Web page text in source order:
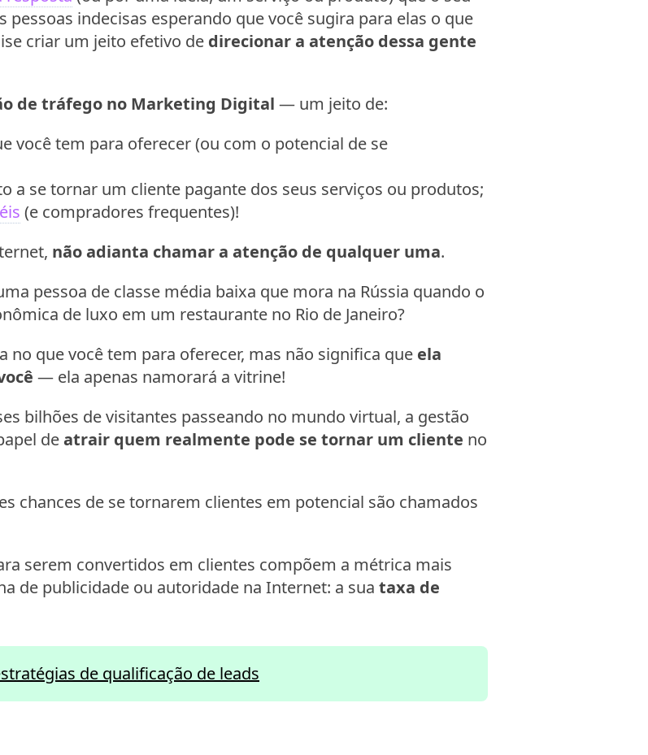
indecisas esperando que você sugira para elas o que
criar um jeito efetivo de direcionar a atenção dessa gente
de tráfego no Marketing Digital — um jeito de:
você tem para oferecer (ou com o potencial de se
a se tornar um cliente pagante dos seus serviços ou produtos;
(e compradores frequentes)!
não adianta chamar a atenção de qualquer uma.
pessoa de classe média baixa que mora na Rússia quando o
de luxo em um restaurante no Rio de Janeiro?
no que você tem para oferecer, mas não significa que ela
— ela apenas namorará a vitrine!
bilhões de visitantes passeando no mundo virtual, a gestão
deatrair quem realmente pode se tornar um cliente no
chances de se tornarem clientes em potencial são chamados
serem convertidos em clientes compõem a métrica mais
de publicidade ou autoridade na Internet: a sua taxa de
de qualificação de leads